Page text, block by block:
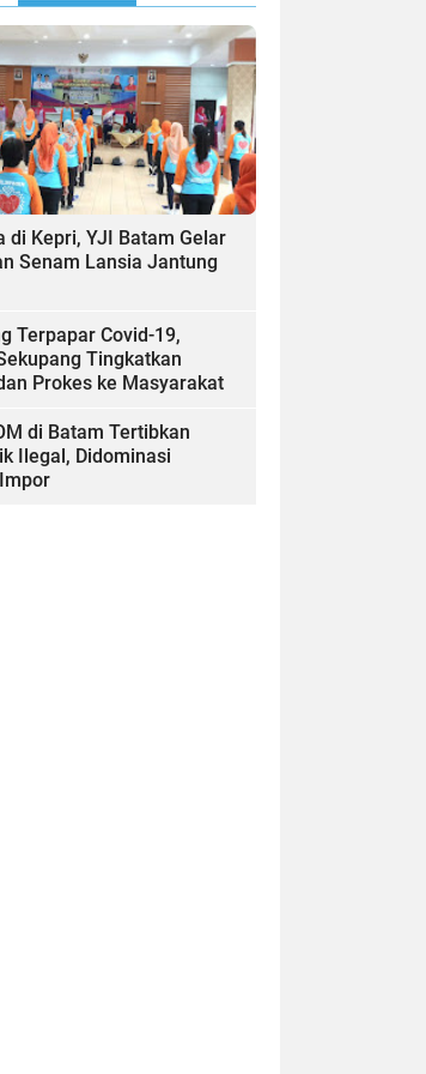
di Kepri, YJI Batam Gelar
Senam Lansia Jantung
Terpapar Covid-19,
Tingkatkan
Prokes ke Masyarakat
di Batam Tertibkan
Ilegal, Didominasi